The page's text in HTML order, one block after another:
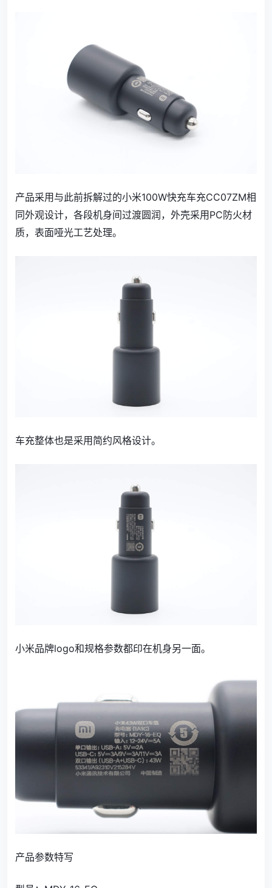
产品采用与此前拆解过的小米100W快充车充CC07ZM相
同外观设计，各段机身间过渡圆润，外壳采用PC防火材
质，表面哑光工艺处理。
车充整体也是采用简约风格设计。
小米品牌logo和规格参数都印在机身另一面。
产品参数特写